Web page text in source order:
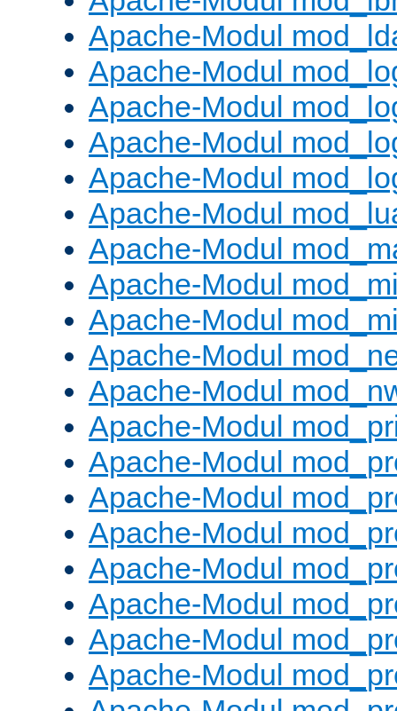
Apache-Modul
Apache-Modul
Apache-Modul
Apache-Modul
Apache-Modul
Apache-Modul
Apache-Modul
Apache-Modul
Apache-Modul
Apache-Modul
Apache-Modul
Apache-Modul
Apache-Modul
Apache-Modul
Apache-Modul
Apache-Modul
Apache-Modul
Apache-Modul
Apache-Modul